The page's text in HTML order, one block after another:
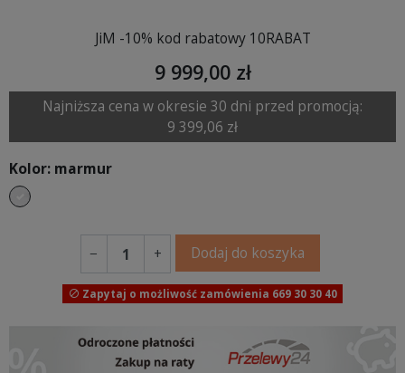
JiM -10% kod rabatowy 10RABAT
9 999,00 zł
Najniższa cena w okresie 30 dni przed promocją:
9 399,06 zł
Kolor: marmur
marmur
− + Dodaj do koszyka
 Zapytaj o możliwość zamówienia 669 30 30 40